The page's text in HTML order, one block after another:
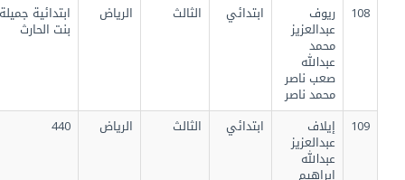
ريوف
عبدالعزيز
محمد
عبدالله
صعب ناصر
محمد ناصر
ابتدائي الثالث الرياض ابتدائية جميلة
بنت الحارث
إيلاف
عبدالعزيز
عبدالله
إبراهيم
ابتدائي الثالث الرياض